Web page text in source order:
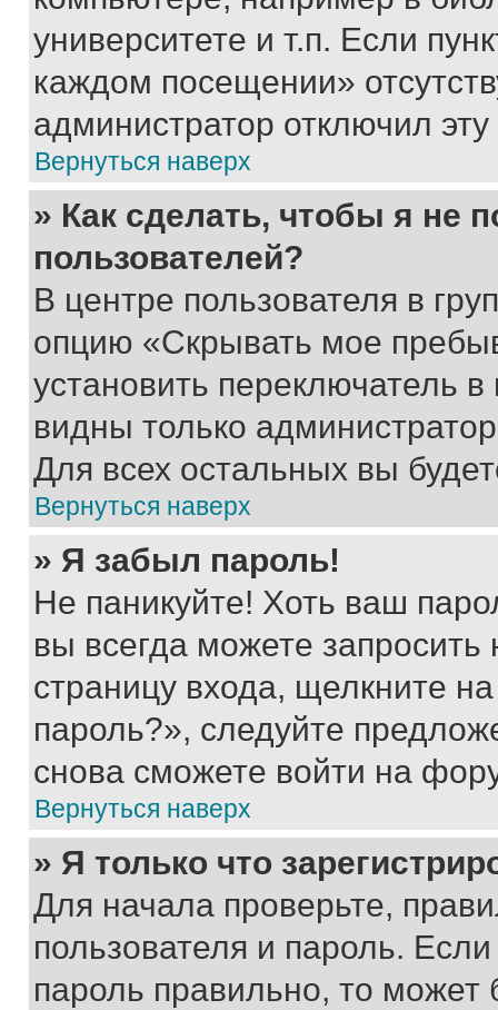
университете и т.п. Если
каждом посещении»
администратор отключил
Вернуться наверх
» Как сделать, чтобы я не
пользователей?
В центре пользователя в
опцию «Скрывать мое
установить переключатель
видны только
Для всех остальных вы
Вернуться наверх
» Я забыл пароль!
Не паникуйте! Хоть ваш
вы всегда можете
страницу входа, щелкните
пароль?», следуйте
снова сможете войти на
Вернуться наверх
» Я только что
Для начала проверьте,
пользователя и пароль.
пароль правильно, то может